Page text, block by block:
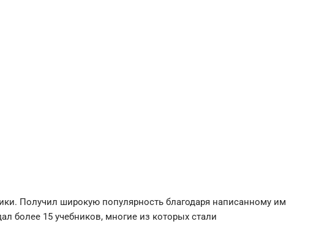
Получил широкую популярность благодаря написанному им
более 15 учебников, многие из которых стали